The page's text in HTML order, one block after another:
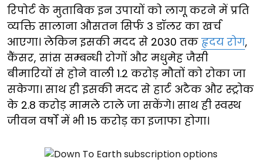
रिपोर्ट के मुताबिक इन उपायों को लागू करने में प्रति
व्यक्ति सालाना औसतन सिर्फ 3 डॉलर का खर्च
आएगा। लेकिन इसकी मदद से 2030 तक हृदय रोग,
कैंसर, सांस सम्बन्धी रोगों और मधुमेह जैसी
बीमारियों से होने वाली 1.2 करोड़ मौतों को रोका जा
सकेगा। साथ ही इसकी मदद से हार्ट अटैक और स्ट्रोक
के 2.8 करोड़ मामले टाले जा सकेंगे। साथ ही स्वस्थ
जीवन वर्षों में भी 15 करोड़ का इजाफा होगा।